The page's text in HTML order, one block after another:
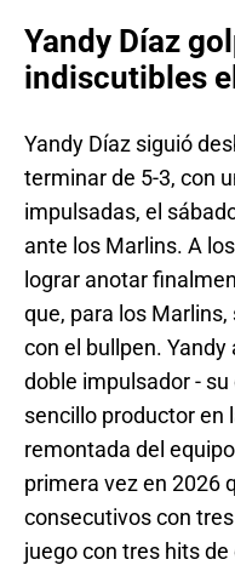
Yandy Díaz
indiscutibles
Yandy Díaz siguió
terminar de 5-3, con
impulsadas, el
ante los Marlins. A
lograr anotar
que, para los
con el bullpen.
doble impulsador -
sencillo productor en
remontada del
primera vez en 2026
consecutivos con
juego con tres hits